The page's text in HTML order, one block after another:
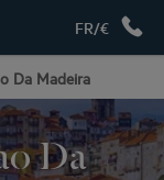
FR/€
Da Madeira
Da